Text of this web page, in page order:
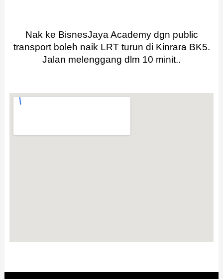
Nak ke BisnesJaya Academy dgn public
transport boleh naik LRT turun di Kinrara BK5.
Jalan melenggang dlm 10 minit..